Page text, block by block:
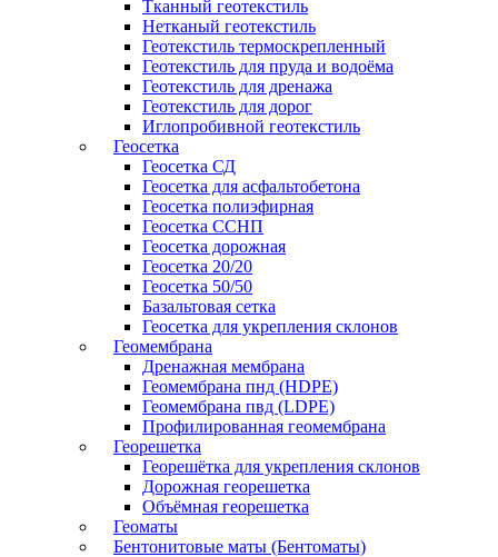
Тканный геотекстиль
Нетканый геотекстиль
Геотекстиль термоскрепленный
Геотекстиль для пруда и водоёма
Геотекстиль для дренажа
Геотекстиль для дорог
Иглопробивной геотекстиль
Геосетка
Геосетка СД
Геосетка для асфальтобетона
Геосетка полиэфирная
Геосетка ССНП
Геосетка дорожная
Геосетка 20/20
Геосетка 50/50
Базальтовая сетка
Геосетка для укрепления склонов
Геомембрана
Дренажная мембрана
Геомембрана пнд (HDPE)
Геомембрана пвд (LDPE)
Профилированная геомембрана
Георешетка
Георешётка для укрепления склонов
Дорожная георешетка
Объёмная георешетка
Геоматы
Бентонитовые маты (Бентоматы)